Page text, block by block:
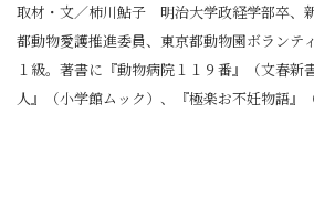
取材・文／柿川鮎子 明治大学政経学部卒、
都動物愛護推進委員、東京都動物園ボランテ
１級。著書に『動物病院１１９番』（文春新
人』（小学館ムック）、『極楽お不妊物語』